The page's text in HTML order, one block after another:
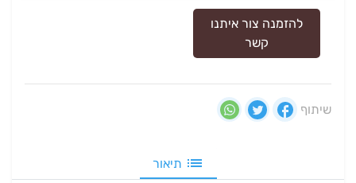
להזמנה צור איתנו
קשר
שיתוף
תיאור